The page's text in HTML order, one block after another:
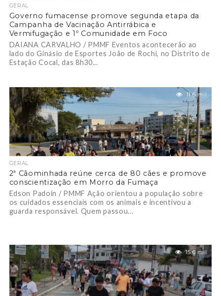
GERAL
Governo fumacense promove segunda etapa da
Campanha de Vacinação Antirrábica e
Vermifugação e 1º Comunidade em Foco
DAIANA CARVALHO / PMMF Eventos acontecerão ao
lado do Ginásio de Esportes João de Rochi, no Distrito de
Estação Cocal, das 8h30...
11.6 mil
GERAL
2ª Cãominhada reúne cerca de 80 cães e promove
conscientização em Morro da Fumaça
Edson Padoin / PMMF Ação orientou a população sobre
os cuidados essenciais com os animais e incentivou a
guarda responsável. Quem passou...
15.6 mil